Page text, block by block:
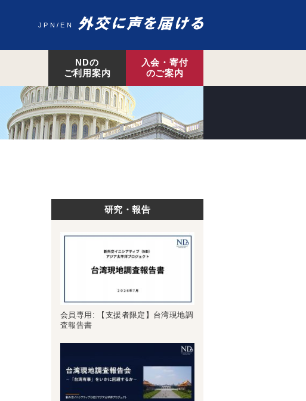
JPN EN
NDの
ご利用案内
入会・寄付
のご案内
研究・報告
会員専用: 【支援者限定】台湾現地調
査報告書